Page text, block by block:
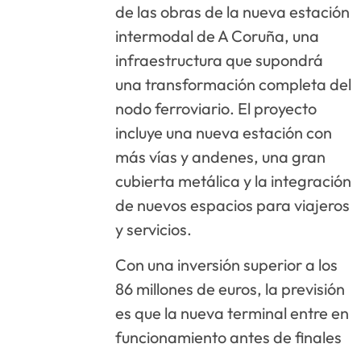
de las obras de la nueva estación
intermodal de A Coruña, una
infraestructura que supondrá
una transformación completa del
nodo ferroviario. El proyecto
incluye una nueva estación con
más vías y andenes, una gran
cubierta metálica y la integración
de nuevos espacios para viajeros
y servicios.
Con una inversión superior a los
86 millones de euros, la previsión
es que la nueva terminal entre en
funcionamiento antes de finales